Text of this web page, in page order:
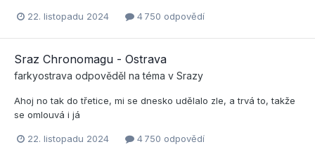
22. listopadu 2024 4 750 odpovědí
Sraz Chronomagu - Ostrava
farkyostrava odpověděl na téma v Srazy
Ahoj no tak do třetice, mi se dnesko udělalo zle, a trvá to, takže
se omlouvá i já
22. listopadu 2024 4 750 odpovědí